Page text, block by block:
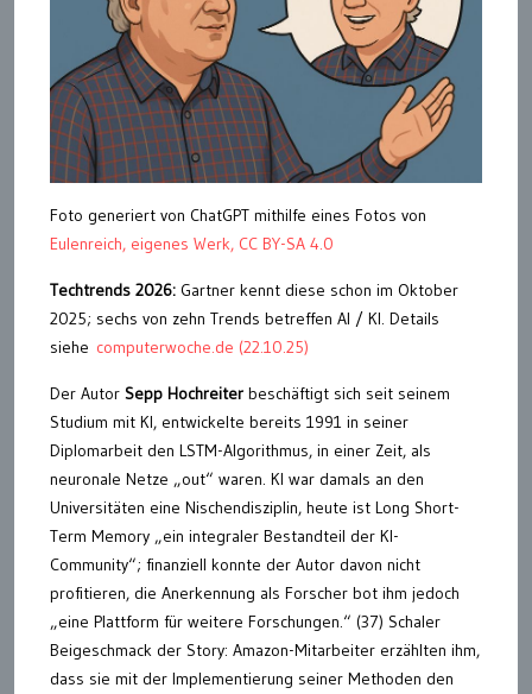
Foto generiert von ChatGPT mithilfe eines Fotos von
Eulenreich, eigenes Werk, CC BY-SA 4.0
Techtrends 2026: Gartner kennt diese schon im Oktober
2025; sechs von zehn Trends betreffen AI / KI. Details
siehe computerwoche.de (22.10.25)
Der Autor Sepp Hochreiter beschäftigt sich seit seinem
Studium mit KI, entwickelte bereits 1991 in seiner
Diplomarbeit den LSTM-Algorithmus, in einer Zeit, als
neuronale Netze „out“ waren. KI war damals an den
Universitäten eine Nischendisziplin, heute ist Long Short-
Term Memory „ein integraler Bestandteil der KI-
Community“; finanziell konnte der Autor davon nicht
profitieren, die Anerkennung als Forscher bot ihm jedoch
„eine Plattform für weitere Forschungen.“ (37) Schaler
Beigeschmack der Story: Amazon-Mitarbeiter erzählten ihm,
dass sie mit der Implementierung seiner Methoden den